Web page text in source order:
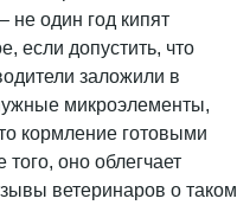
не один год кипят
если допустить, что
заложили в
микроэлементы,
кормление готовыми
оно облегчает
ветеринаров о таком